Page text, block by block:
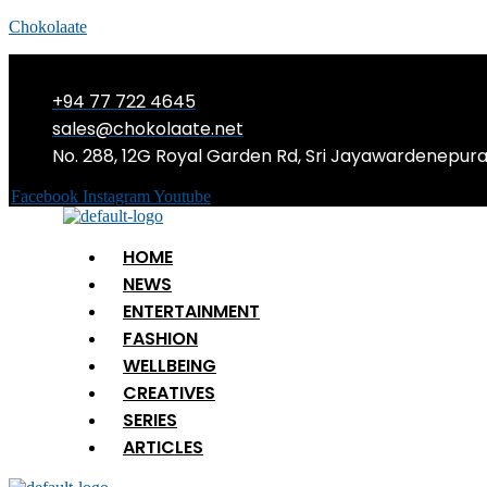
Chokolaate
+94 77 722 4645
sales@chokolaate.net
No. 288, 12G Royal Garden Rd, Sri
Facebook InstagramYoutube
Menu
HOME
NEWS
ENTERTAINMENT
FASHION
WELLBEING
CREATIVES
SERIES
ARTICLES